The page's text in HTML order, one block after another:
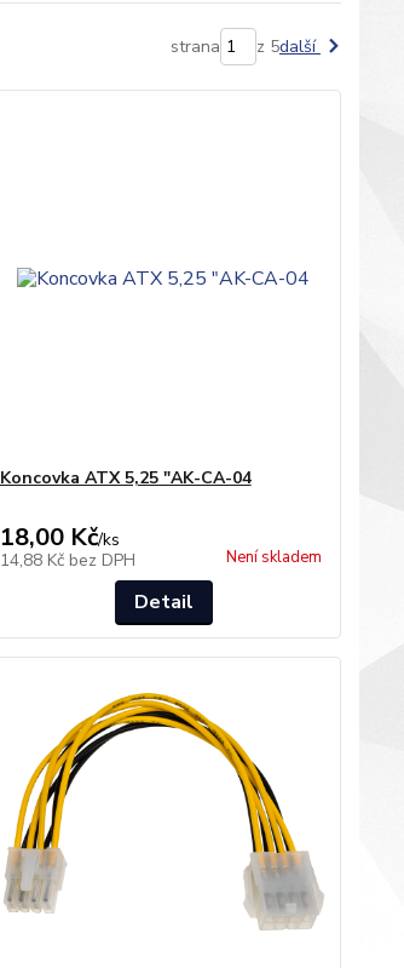
strana z 5další
Koncovka ATX 5,25 "AK-CA-04
18,00 Kč/ks
14,88 Kč bez DPH Není skladem
Detail